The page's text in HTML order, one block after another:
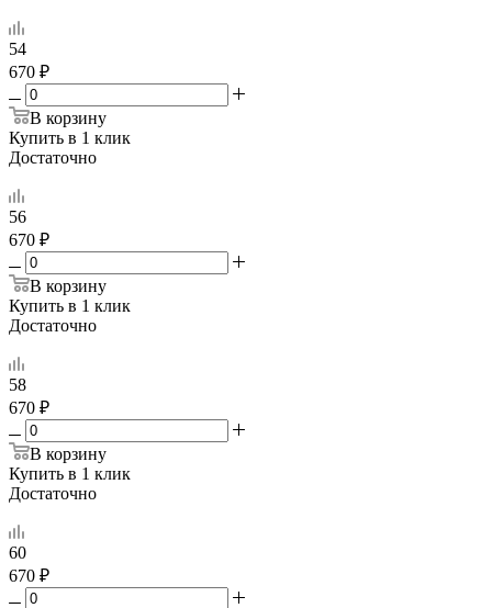
54
670 ₽
В корзину
Купить в 1 клик
Достаточно
56
670 ₽
В корзину
Купить в 1 клик
Достаточно
58
670 ₽
В корзину
Купить в 1 клик
Достаточно
60
670 ₽